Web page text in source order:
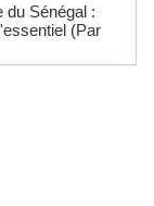
du Sénégal :
(Par